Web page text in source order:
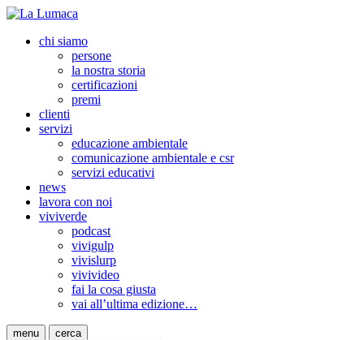
chi siamo
persone
la nostra storia
certificazioni
premi
clienti
servizi
educazione ambientale
comunicazione ambientale e csr
servizi educativi
news
lavora con noi
viviverde
podcast
vivigulp
vivislurp
vivivideo
fai la cosa giusta
vai all’ultima edizione…
menu cerca